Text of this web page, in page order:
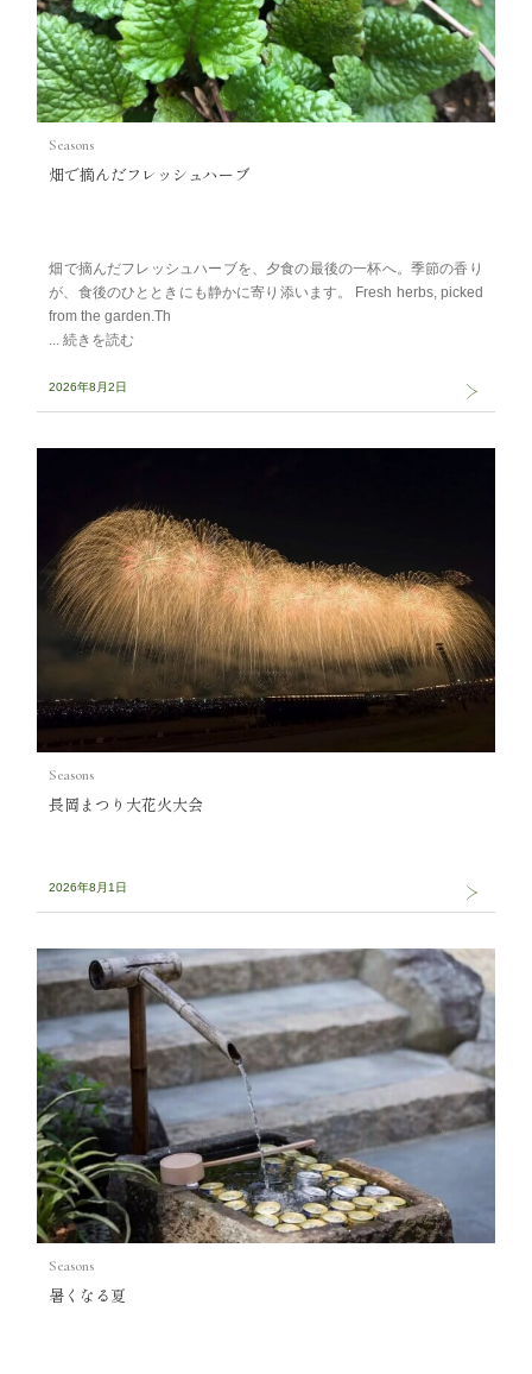
Seasons
畑で摘んだフレッシュハーブ
畑で摘んだフレッシュハーブを、夕食の最後の一杯へ。季節の香り
が、食後のひとときにも静かに寄り添います。 Fresh herbs, picked
from the garden.Th
2026年8月2日
Seasons
長岡まつり大花火大会
2026年8月1日
Seasons
暑くなる夏